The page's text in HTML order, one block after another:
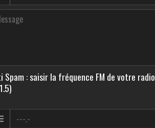
Spam : saisir la fréquence FM de votre radio